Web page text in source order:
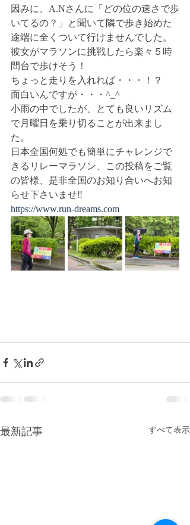
因みに、A.Nさんに「どの位の速さで歩
いてるの？」と聞いて隣で歩き始めた
途端に全くついて行けませんでした。
彼女がマラソンに挑戦したら楽々５時
間台で歩けそう！
ちょっと走りを入れれば・・・！？
面白いんですが・・・^_^
小雨の中でしたが、とても良いリズム
で月曜日を乗り切ることが出来まし
た。
日本全国何処でも簡単にチャレンジで
きるリレーマラソン、この投稿をご覧
の皆様、是非全国のお知り合いへお知
らせ下さいませ‼️
https://www.run-dreams.com
最新記事 すべて表示